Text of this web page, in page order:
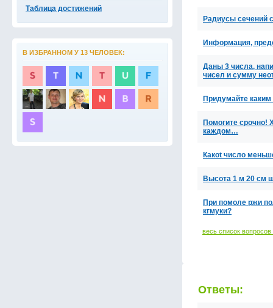
Таблица достижений
В ИЗБРАННОМ У 13 ЧЕЛОВЕК:
Радиусы сечений
Информация,
Даны 3 числа,
чисел и сумму
Придумайте
Помогите срочно!
каждом…
Какоt число
Высота 1 м 20 см
При помоле ржи
кгмуки?
весь список вопросов
Ответы: